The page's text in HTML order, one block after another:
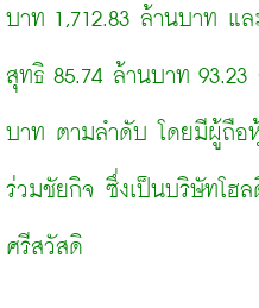
บาท 1,712.83 ล้านบาท แล
สุทธิ 85.74 ล้านบาท
บาท ตามลำดับ โดยมีผู้ถื
ร่วมชัยกิจ ซึ่งเป็นบริษัทโฮ
ศรีสวัสดิ